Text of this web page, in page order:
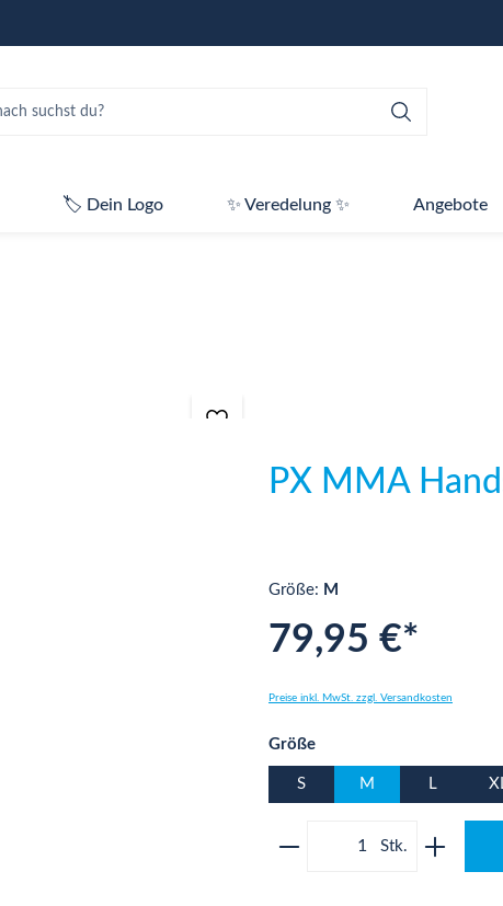
🏷️ Dein Logo ✨ Veredelung ✨ Angebote
PX MMA
Größe: M
79,95 €*
Preise inkl. MwSt. zzgl. Versandkosten
Größeauswählen
S M L
Produkt Anzahl: